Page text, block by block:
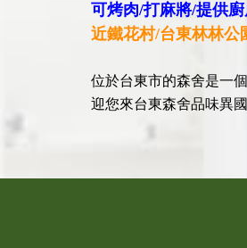
可烤肉/打麻將/提供
近鐵花村/台東林林公
位於台東市的森舍是一
迎您來台東森舍品味異